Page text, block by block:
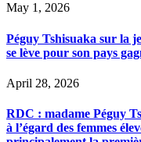
May 1, 2026
Péguy Tshisuaka sur la
se lève pour son pays
April 28, 2026
RDC : madame Péguy
à l’égard des femmes